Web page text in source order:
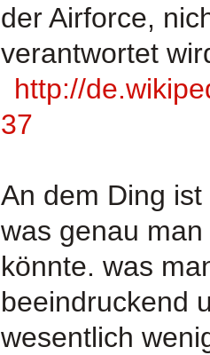
der Airforce,
verantwortet
http://
37
An dem Ding
was genau
könnte. was
beeindruckend
wesentlich